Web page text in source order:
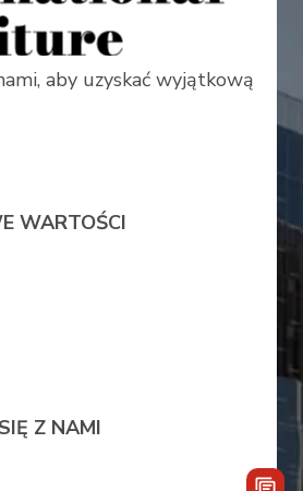
aby uzyskać wyjątkową
WARTOŚCI
Z NAMI